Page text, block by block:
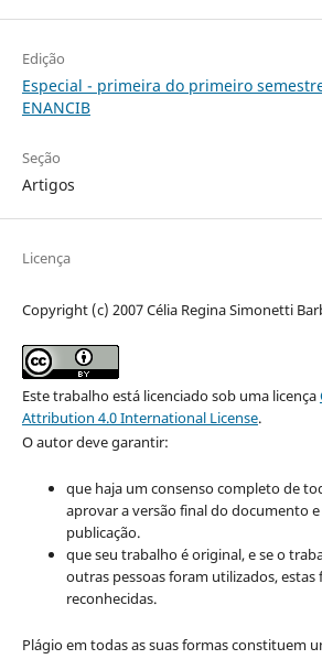
Edição
Especial - primeira do primeiro
ENANCIB
Seção
Artigos
Licença
Copyright (c) 2007 Célia Regina Simonetti
Este trabalho está licenciado sob uma licença
Attribution 4.0 International License.
O autor deve garantir:
que haja um consenso completo de
aprovar a versão final do documento
publicação.
que seu trabalho é original, e se o
outras pessoas foram utilizados,
reconhecidas.
Plágio em todas as suas formas constituem